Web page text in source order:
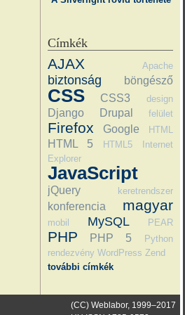
Címkék
AJAX Apache
biztonság böngésző
CSS CSS3 design
Django Drupal felület
Firefox Google HTML
HTML 5 HTML5
Internet
Explorer
JavaScript
jQuery keretrendszer
konferencia magyar
mobil MySQL PEAR
PHP PHP 5
Python
rendezvény WordPress Zend
további címkék
(CC) Weblabor, 1999–2017